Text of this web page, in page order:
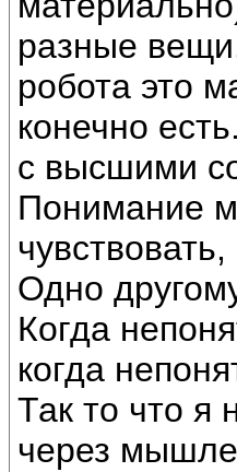
разные
робота это
конечно
с высшими
Понимание
Одно
Когда
когда
Так то что я
через